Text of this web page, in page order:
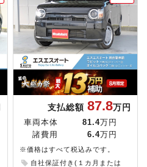
支払総額 87.8万円
車両本体 81.4万円
諸費用
6.4万円
※価格はすべて税込みです。
自社保証付き(１カ月または